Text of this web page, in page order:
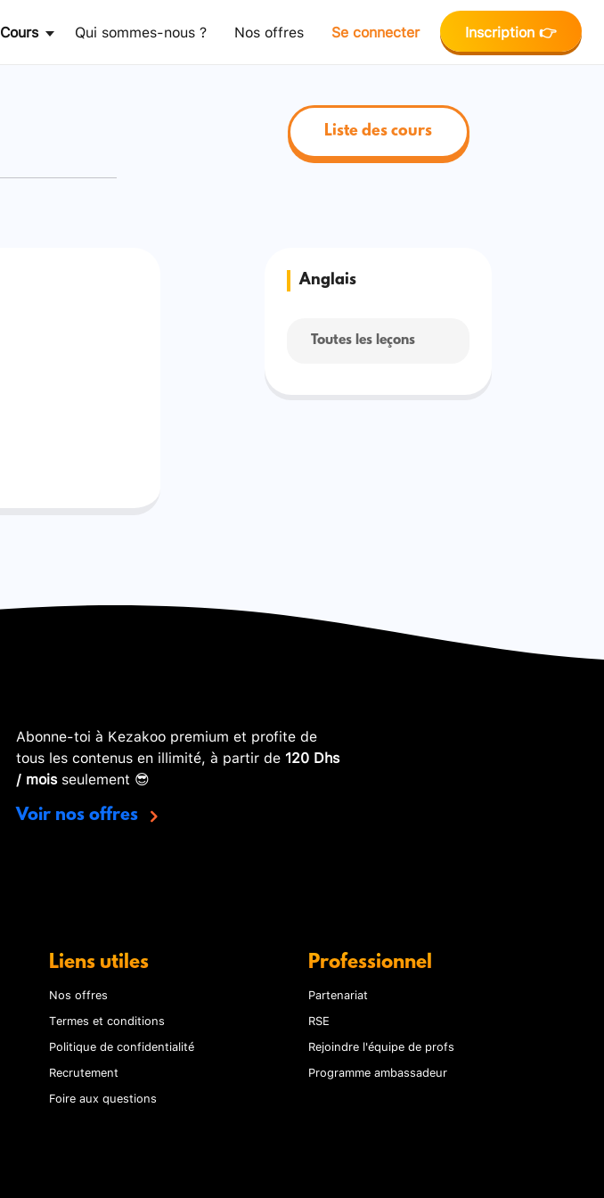
Cours Qui sommes-nous ? Nos offres Se connecter Inscription 👉
Liste des cours
Anglais
Toutes les leçons
Abonne-toi à Kezakoo premium et profite de
tous les contenus en illimité, à partir de 120 Dhs
/ moisseulement 😎
Voir nos offres
Liens utiles
Nos offres
Termes et conditions
Politique de confidentialité
Recrutement
Foire aux questions
Professionnel
Partenariat
RSE
Rejoindre l'équipe de profs
Programme ambassadeur